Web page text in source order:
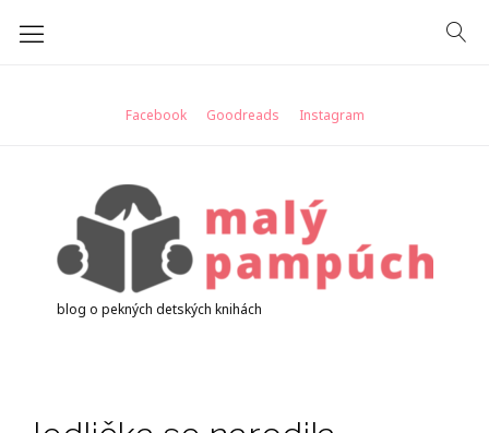
Facebook Goodreads Instagram
blog o pekných detských knihách